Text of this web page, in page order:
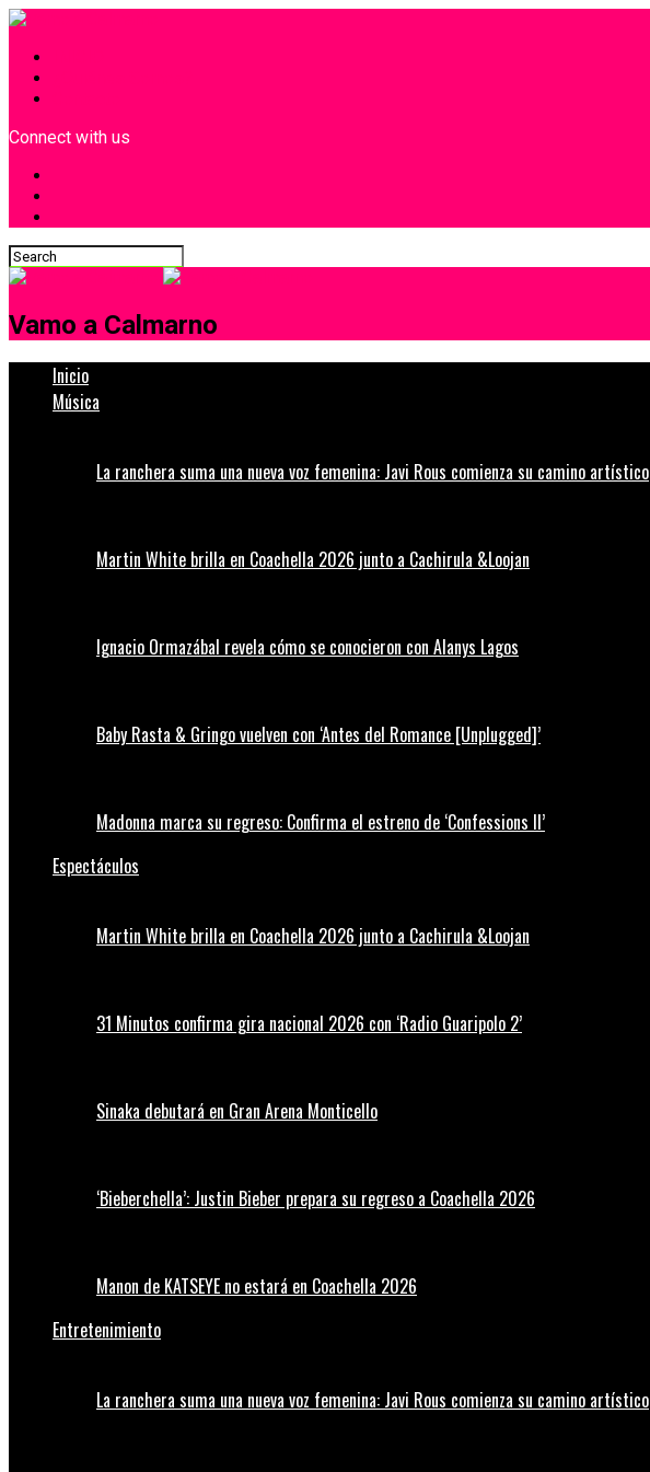
Connect with us
Vamo a Calmarno
Inicio
Música
La ranchera suma una nueva voz femenina: Javi Rous comienza su camino artístico
Martin White brilla en Coachella 2026 junto a Cachirula &Loojan
Ignacio Ormazábal revela cómo se conocieron con Alanys Lagos
Baby Rasta & Gringo vuelven con ‘Antes del Romance [Unplugged]’
Madonna marca su regreso: Confirma el estreno de ‘Confessions II’
Espectáculos
Martin White brilla en Coachella 2026 junto a Cachirula &Loojan
31 Minutos confirma gira nacional 2026 con ‘Radio Guaripolo 2’
Sinaka debutará en Gran Arena Monticello
‘Bieberchella’: Justin Bieber prepara su regreso a Coachella 2026
Manon de KATSEYE no estará en Coachella 2026
Entretenimiento
La ranchera suma una nueva voz femenina: Javi Rous comienza su camino artístico